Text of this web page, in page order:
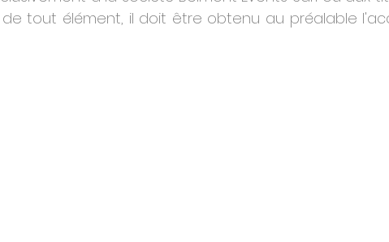
tout élément, il doit être obtenu au préalable